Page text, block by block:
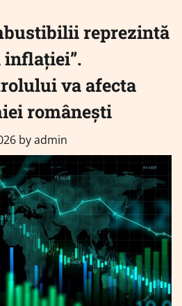
reprezintă
inflației”.
va afecta
românești
byadmin